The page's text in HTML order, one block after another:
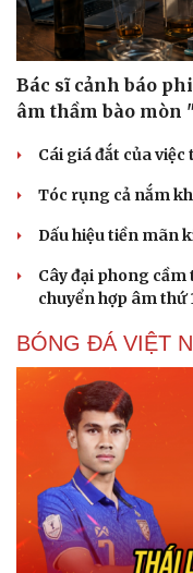
Sức khỏe
Dinh dưỡng - món ngon
Cây thuốc
Sản phụ khoa
Nhi khoa
Nam khoa
Làm đẹp - giảm cân
Phòng mạch online
Ăn sạch sống khỏe
Bác sĩ cảnh báo
âm thầm bào
Cái giá đắt của
Tóc rụng cả nắm
Dấu hiệu tiền mãn
Cây đại phong cầm
chuyển hợp âm thứ
BÓNG ĐÁ VIỆT